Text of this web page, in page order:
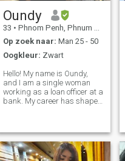
Oundy
33 • Phnom Penh, Phnum Pénh, Cambodja
Op zoek naar: Man 25 - 50
Oogkleur: Zwart
Hello! My name is Oundy,
and I am a single woman
working as a loan officer at a
bank. My career has shaped
personal growth and
meaningful relationships. I
enjoy unleashin